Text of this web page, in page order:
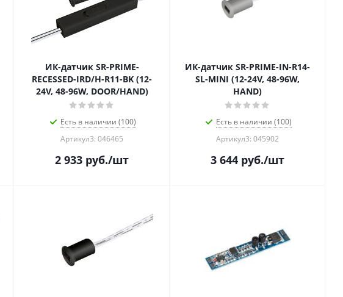
ИК-датчик SR-PRIME-
RECESSED-IRD/H-R11-BK (12-
24V, 48-96W, DOOR/HAND)
Есть в наличии (100)
Артикул3: 046465
2 933 руб./шт
ИК-датчик SR-PRIME-IN-R14-
SL-MINI (12-24V, 48-96W,
HAND)
Есть в наличии (100)
Артикул3: 045902
3 644 руб./шт